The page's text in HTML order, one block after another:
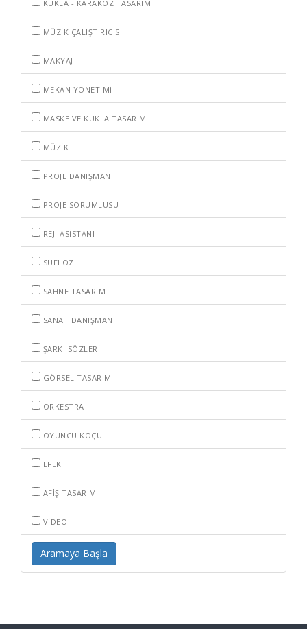
KUKLA - KARAKÖZ TASARIM
MÜZIK ÇALIŞTIRICISI
MAKYAJ
MEKAN YÖNETIMI
MASKE VE KUKLA TASARIM
MÜZIK
PROJE DANIŞMANI
PROJE SORUMLUSU
REJI ASISTANI
SUFLÖZ
SAHNE TASARIM
SANAT DANIŞMANI
ŞARKI SÖZLERI
GÖRSEL TASARIM
ORKESTRA
OYUNCU KOÇU
EFEKT
AFIŞ TASARIM
VIDEO
Aramaya Başla